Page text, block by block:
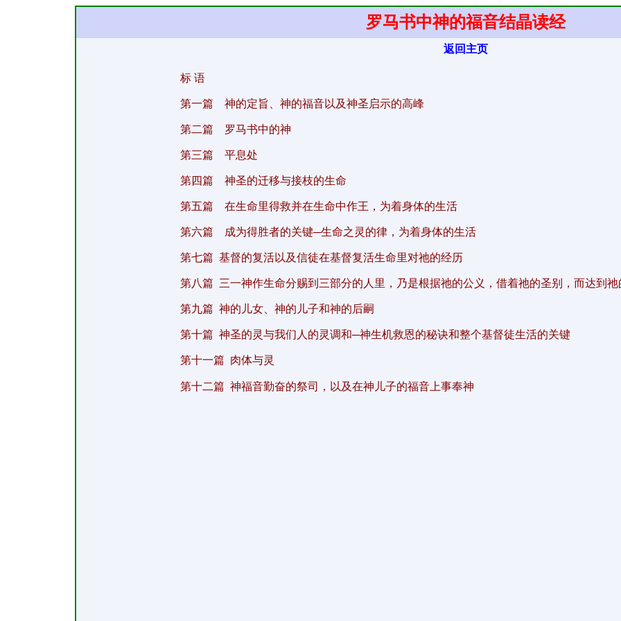
罗马书中神的福音结晶读经
返回主页
标 语
第一篇 神的定旨、神的福音以及神圣启示的高峰
第二篇 罗马书中的神
第三篇 平息处
第四篇 神圣的迁移与接枝的生命
第五篇 在生命里得救并在生命中作王，为着身体的生活
第六篇 成为得胜者的关键─生命之灵的律，为着身体的生活
第七篇 基督的复活以及信徒在基督复活生命里对祂的经历
第八篇 三一神作生命分赐到三部分的人里，乃是根据祂的公义，借着祂的圣别，而达到祂
第九篇 神的儿女、神的儿子和神的后嗣
第十篇 神圣的灵与我们人的灵调和─神生机救恩的秘诀和整个基督徒生活的关键
第十一篇 肉体与灵
第十二篇 神福音勤奋的祭司，以及在神儿子的福音上事奉神